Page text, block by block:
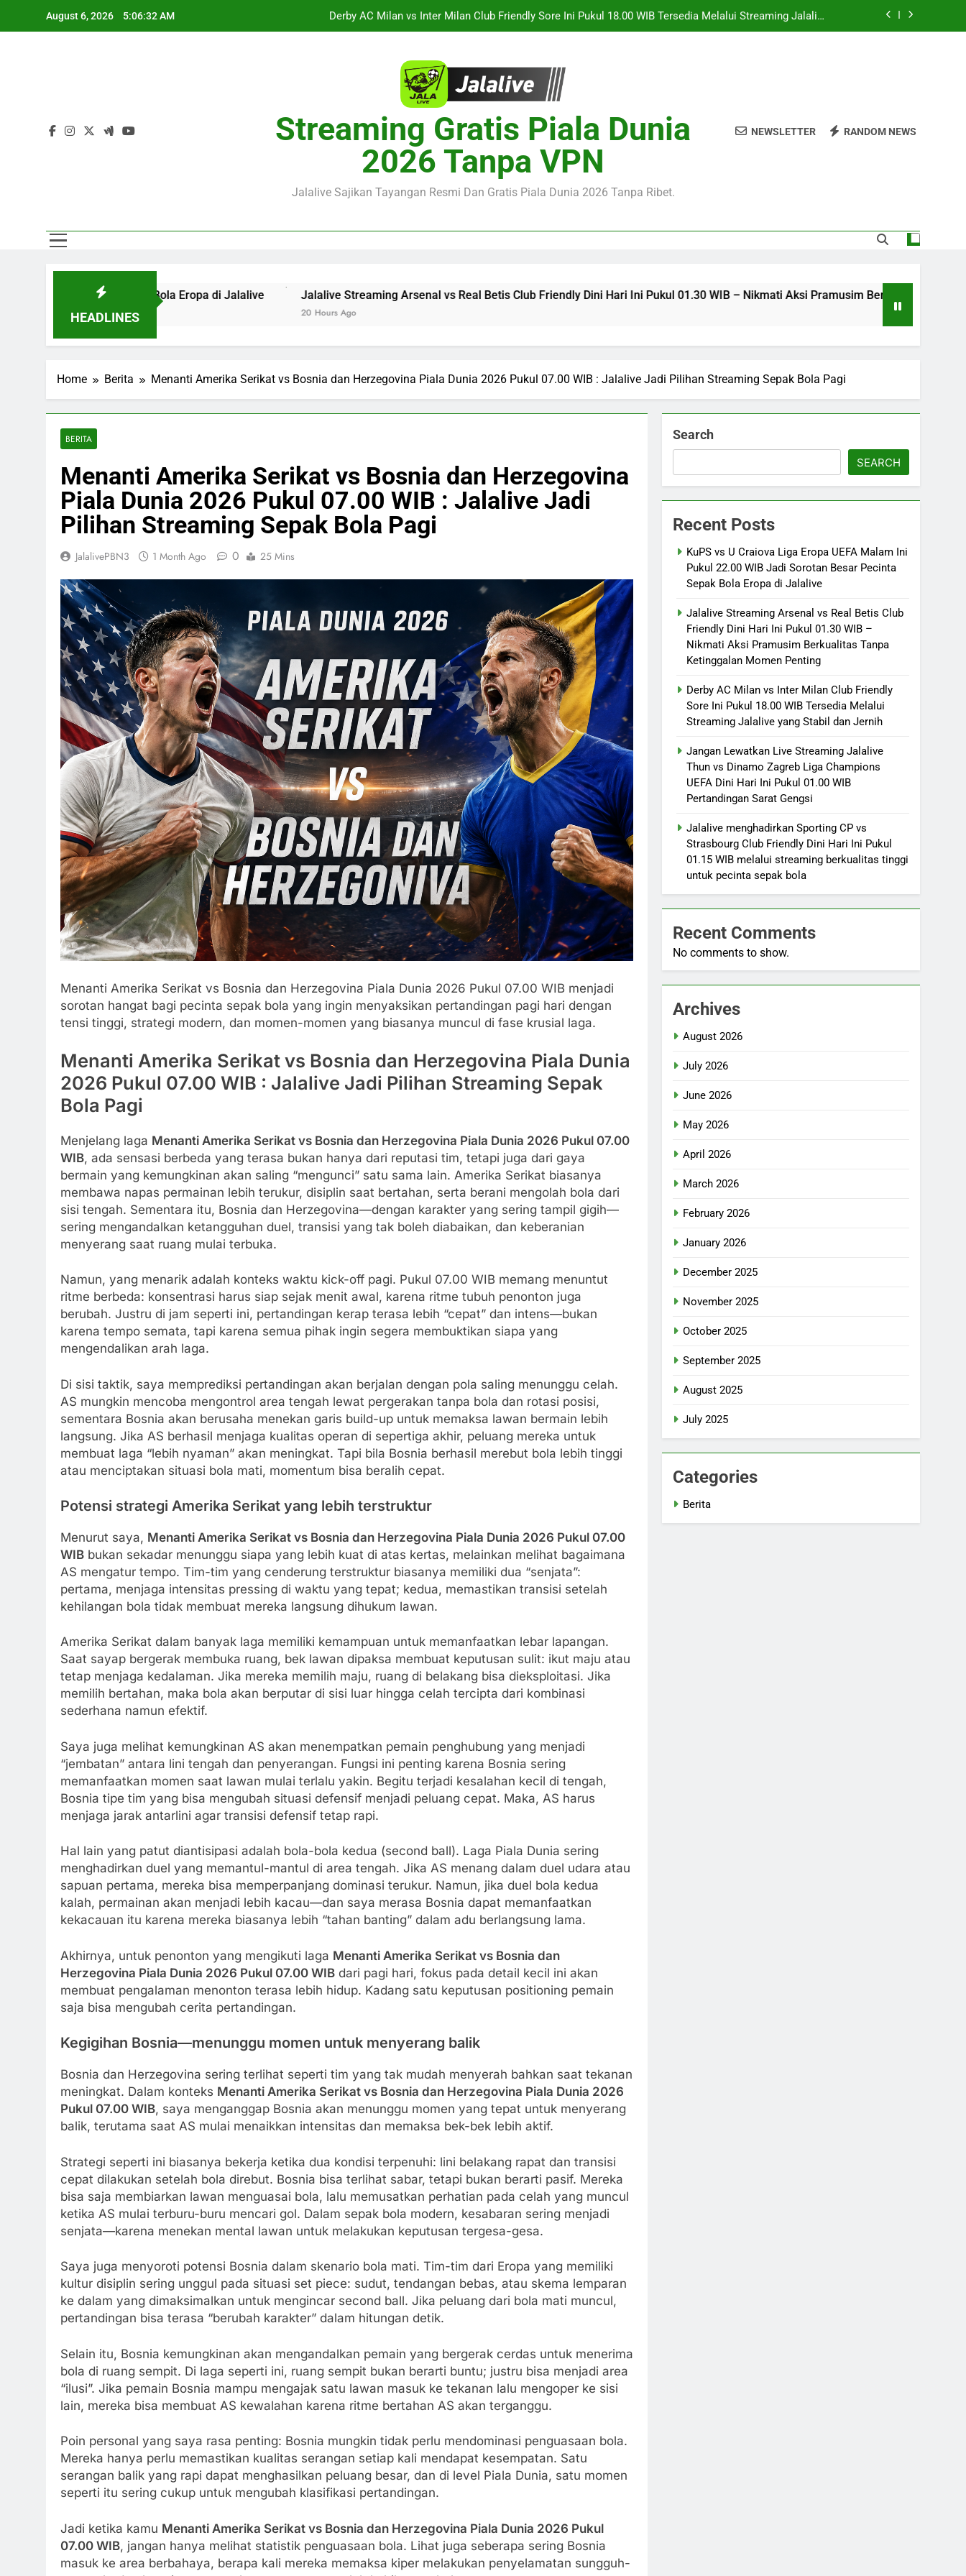
August 6, 2026 5:06:34 AM
Derby AC Milan vs Inter Milan Club Friendly Sore Ini Pukul 18.00 WIB Tersedia Melalui Streaming Jalalive
KuPS vs U Craiova Liga Eropa UEFA Malam Ini Pukul 22.00 WIB Jadi Sorotan Besar Pecinta Sepak Bola
Jalalive Streaming Arsenal vs Real Betis Club Friendly Dini Hari Ini Pukul 01.30 WIB – Nikmati Aksi
Pramusim Berkualitas Tanpa Ketinggalan Momen Penting
Derby AC Milan vs Inter Milan Club Friendly Sore Ini Pukul 18.00 WIB Tersedia Melalui Streaming Jalalive
Jangan Lewatkan Live Streaming Jalalive Thun vs Dinamo Zagreb Liga Champions UEFA Dini Hari Ini Pukul
01.00 WIB Pertandingan Sarat Gengsi
Streaming Gratis Piala Dunia
2026 Tanpa VPN
Jalalive Sajikan Tayangan Resmi Dan Gratis Piala Dunia 2026 Tanpa Ribet.
NEWSLETTER RANDOM NEWS
HEADLINES
Sepak Bola Eropa di Jalalive Jalalive Streaming Arsenal vs Real Betis Club Friendly Dini Hari Ini Pukul 01.30 WIB – Nikmati Aksi Pramusim Berkualitas Tanpa Ketinggalan
Home Berita Menanti Amerika Serikat vs Bosnia dan Herzegovina Piala Dunia 2026 Pukul 07.00 WIB : Jalalive Jadi Pilihan Streaming Sepak Bola Pagi
BERITA
Menanti Amerika Serikat vs Bosnia dan Herzegovina
Piala Dunia 2026 Pukul 07.00 WIB : Jalalive Jadi
Pilihan Streaming Sepak Bola Pagi
JalalivePBN3 1 Month Ago 0 25 Mins
Menanti Amerika Serikat vs Bosnia dan Herzegovina Piala Dunia 2026 Pukul 07.00 WIB menjadi
sorotan hangat bagi pecinta sepak bola yang ingin menyaksikan pertandingan pagi hari dengan
tensi tinggi, strategi modern, dan momen-momen yang biasanya muncul di fase krusial laga.
Menanti Amerika Serikat vs Bosnia dan Herzegovina Piala Dunia
2026 Pukul 07.00 WIB : Jalalive Jadi Pilihan Streaming Sepak
Bola Pagi
Menjelang laga Menanti Amerika Serikat vs Bosnia dan Herzegovina Piala Dunia 2026 Pukul 07.00
WIB, ada sensasi berbeda yang terasa bukan hanya dari reputasi tim, tetapi juga dari gaya
bermain yang kemungkinan akan saling “mengunci” satu sama lain. Amerika Serikat biasanya
membawa napas permainan lebih terukur, disiplin saat bertahan, serta berani mengolah bola dari
sisi tengah. Sementara itu, Bosnia dan Herzegovina—dengan karakter yang sering tampil gigih—
sering mengandalkan ketangguhan duel, transisi yang tak boleh diabaikan, dan keberanian
menyerang saat ruang mulai terbuka.
Namun, yang menarik adalah konteks waktu kick-off pagi. Pukul 07.00 WIB memang menuntut
ritme berbeda: konsentrasi harus siap sejak menit awal, karena ritme tubuh penonton juga
berubah. Justru di jam seperti ini, pertandingan kerap terasa lebih “cepat” dan intens—bukan
karena tempo semata, tapi karena semua pihak ingin segera membuktikan siapa yang
mengendalikan arah laga.
Di sisi taktik, saya memprediksi pertandingan akan berjalan dengan pola saling menunggu celah.
AS mungkin mencoba mengontrol area tengah lewat pergerakan tanpa bola dan rotasi posisi,
sementara Bosnia akan berusaha menekan garis build-up untuk memaksa lawan bermain lebih
langsung. Jika AS berhasil menjaga kualitas operan di sepertiga akhir, peluang mereka untuk
membuat laga “lebih nyaman” akan meningkat. Tapi bila Bosnia berhasil merebut bola lebih tinggi
atau menciptakan situasi bola mati, momentum bisa beralih cepat.
Potensi strategi Amerika Serikat yang lebih terstruktur
Menurut saya, Menanti Amerika Serikat vs Bosnia dan Herzegovina Piala Dunia 2026 Pukul 07.00
WIB bukan sekadar menunggu siapa yang lebih kuat di atas kertas, melainkan melihat bagaimana
AS mengatur tempo. Tim-tim yang cenderung terstruktur biasanya memiliki dua “senjata”:
pertama, menjaga intensitas pressing di waktu yang tepat; kedua, memastikan transisi setelah
kehilangan bola tidak membuat mereka langsung dihukum lawan.
Amerika Serikat dalam banyak laga memiliki kemampuan untuk memanfaatkan lebar lapangan.
Saat sayap bergerak membuka ruang, bek lawan dipaksa membuat keputusan sulit: ikut maju atau
tetap menjaga kedalaman. Jika mereka memilih maju, ruang di belakang bisa dieksploitasi. Jika
memilih bertahan, maka bola akan berputar di sisi luar hingga celah tercipta dari kombinasi
sederhana namun efektif.
Saya juga melihat kemungkinan AS akan menempatkan pemain penghubung yang menjadi
“jembatan” antara lini tengah dan penyerangan. Fungsi ini penting karena Bosnia sering
memanfaatkan momen saat lawan mulai terlalu yakin. Begitu terjadi kesalahan kecil di tengah,
Bosnia tipe tim yang bisa mengubah situasi defensif menjadi peluang cepat. Maka, AS harus
menjaga jarak antarlini agar transisi defensif tetap rapi.
Hal lain yang patut diantisipasi adalah bola-bola kedua (second ball). Laga Piala Dunia sering
menghadirkan duel yang memantul-mantul di area tengah. Jika AS menang dalam duel udara atau
sapuan pertama, mereka bisa memperpanjang dominasi terukur. Namun, jika duel bola kedua
kalah, permainan akan menjadi lebih kacau—dan saya merasa Bosnia dapat memanfaatkan
kekacauan itu karena mereka biasanya lebih “tahan banting” dalam adu berlangsung lama.
Akhirnya, untuk penonton yang mengikuti laga Menanti Amerika Serikat vs Bosnia dan
Herzegovina Piala Dunia 2026 Pukul 07.00 WIB dari pagi hari, fokus pada detail kecil ini akan
membuat pengalaman menonton terasa lebih hidup. Kadang satu keputusan positioning pemain
saja bisa mengubah cerita pertandingan.
Kegigihan Bosnia—menunggu momen untuk menyerang balik
Bosnia dan Herzegovina sering terlihat seperti tim yang tak mudah menyerah bahkan saat tekanan
meningkat. Dalam konteks Menanti Amerika Serikat vs Bosnia dan Herzegovina Piala Dunia 2026
Pukul 07.00 WIB, saya menganggap Bosnia akan menunggu momen yang tepat untuk menyerang
balik, terutama saat AS mulai menaikkan intensitas dan memaksa bek-bek lebih aktif.
Strategi seperti ini biasanya bekerja ketika dua kondisi terpenuhi: lini belakang rapat dan transisi
cepat dilakukan setelah bola direbut. Bosnia bisa terlihat sabar, tetapi bukan berarti pasif. Mereka
bisa saja membiarkan lawan menguasai bola, lalu memusatkan perhatian pada celah yang muncul
ketika AS mulai terburu-buru mencari gol. Dalam sepak bola modern, kesabaran sering menjadi
senjata—karena menekan mental lawan untuk melakukan keputusan tergesa-gesa.
Saya juga menyoroti potensi Bosnia dalam skenario bola mati. Tim-tim dari Eropa yang memiliki
kultur disiplin sering unggul pada situasi set piece: sudut, tendangan bebas, atau skema lemparan
ke dalam yang dimaksimalkan untuk mengincar second ball. Jika peluang dari bola mati muncul,
pertandingan bisa terasa “berubah karakter” dalam hitungan detik.
Selain itu, Bosnia kemungkinan akan mengandalkan pemain yang bergerak cerdas untuk menerima
bola di ruang sempit. Di laga seperti ini, ruang sempit bukan berarti buntu; justru bisa menjadi area
“ilusi”. Jika pemain Bosnia mampu mengajak satu lawan masuk ke tekanan lalu mengoper ke sisi
lain, mereka bisa membuat AS kewalahan karena ritme bertahan AS akan terganggu.
Poin personal yang saya rasa penting: Bosnia mungkin tidak perlu mendominasi penguasaan bola.
Mereka hanya perlu memastikan kualitas serangan setiap kali mendapat kesempatan. Satu
serangan balik yang rapi dapat menghasilkan peluang besar, dan di level Piala Dunia, satu momen
seperti itu sering cukup untuk mengubah klasifikasi pertandingan.
Jadi ketika kamu Menanti Amerika Serikat vs Bosnia dan Herzegovina Piala Dunia 2026 Pukul
07.00 WIB, jangan hanya melihat statistik penguasaan bola. Lihat juga seberapa sering Bosnia
masuk ke area berbahaya, berapa kali mereka memaksa kiper melakukan penyelamatan sungguh-
Search
SEARCH
Recent Posts
KuPS vs U Craiova Liga Eropa UEFA Malam Ini
Pukul 22.00 WIB Jadi Sorotan Besar Pecinta
Sepak Bola Eropa di Jalalive
Jalalive Streaming Arsenal vs Real Betis Club
Friendly Dini Hari Ini Pukul 01.30 WIB –
Nikmati Aksi Pramusim Berkualitas Tanpa
Ketinggalan Momen Penting
Derby AC Milan vs Inter Milan Club Friendly
Sore Ini Pukul 18.00 WIB Tersedia Melalui
Streaming Jalalive yang Stabil dan Jernih
Jangan Lewatkan Live Streaming Jalalive
Thun vs Dinamo Zagreb Liga Champions
UEFA Dini Hari Ini Pukul 01.00 WIB
Pertandingan Sarat Gengsi
Jalalive menghadirkan Sporting CP vs
Strasbourg Club Friendly Dini Hari Ini Pukul
01.15 WIB melalui streaming berkualitas tinggi
untuk pecinta sepak bola
Recent Comments
No comments to show.
Archives
August 2026
July 2026
June 2026
May 2026
April 2026
March 2026
February 2026
January 2026
December 2025
November 2025
October 2025
September 2025
August 2025
July 2025
Categories
Berita